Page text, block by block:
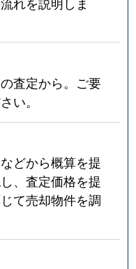
査定から。ご要
い。
どから概算を提
、査定価格を提
て売却物件を調